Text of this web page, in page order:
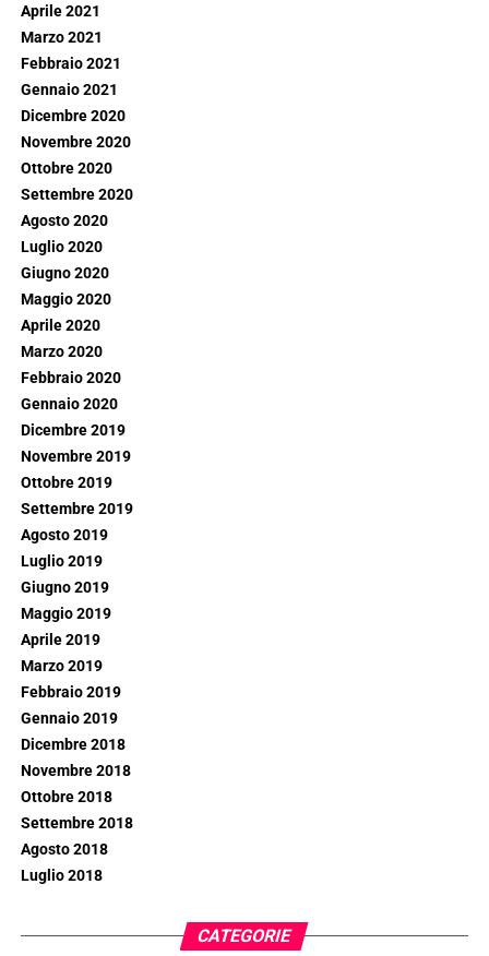
Aprile 2021
Marzo 2021
Febbraio 2021
Gennaio 2021
Dicembre 2020
Novembre 2020
Ottobre 2020
Settembre 2020
Agosto 2020
Luglio 2020
Giugno 2020
Maggio 2020
Aprile 2020
Marzo 2020
Febbraio 2020
Gennaio 2020
Dicembre 2019
Novembre 2019
Ottobre 2019
Settembre 2019
Agosto 2019
Luglio 2019
Giugno 2019
Maggio 2019
Aprile 2019
Marzo 2019
Febbraio 2019
Gennaio 2019
Dicembre 2018
Novembre 2018
Ottobre 2018
Settembre 2018
Agosto 2018
Luglio 2018
CATEGORIE